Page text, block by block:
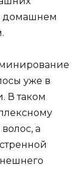
домашнем
уже в
В таком
а